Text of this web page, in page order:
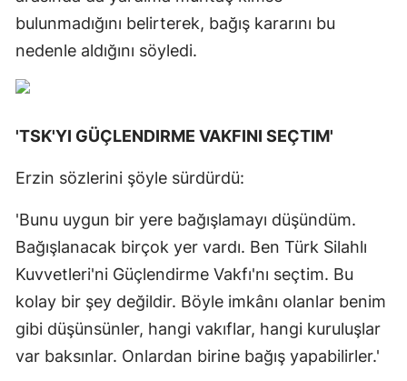
bulunmadığını belirterek, bağış kararını bu
nedenle aldığını söyledi.
'TSK'YI GÜÇLENDIRME VAKFINI SEÇTIM'
Erzin sözlerini şöyle sürdürdü:
'Bunu uygun bir yere bağışlamayı düşündüm.
Bağışlanacak birçok yer vardı. Ben Türk Silahlı
Kuvvetleri'ni Güçlendirme Vakfı'nı seçtim. Bu
kolay bir şey değildir. Böyle imkânı olanlar benim
gibi düşünsünler, hangi vakıflar, hangi kuruluşlar
var baksınlar. Onlardan birine bağış yapabilirler.'